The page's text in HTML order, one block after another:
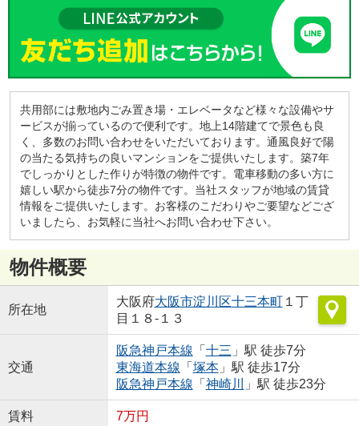
共用部には敷地内ごみ置き場・エレベータなど様々な設備やサ
ービスが揃っているので便利です。地上14階建てで景色も良
く、多数のお問い合わせをいただいております。通風良好で陽
の当たる気持ちの良いマンションをご提供いたします。築7年
でしっかりとした作りが特徴の物件です。電車移動の多い方に
嬉しい駅から徒歩7分の物件です。当社スタッフが地域の賃貸
情報をご提供いたします。お客様のこだわりやご要望などござ
いましたら、お気軽に当社へお問い合わせ下さい。
物件概要
所在地
大阪府大阪市淀川区十三本町１丁
目１８-１３
交通
阪急神戸本線 「 十三 」駅 徒歩7分
東海道本線 「 塚本」駅 徒歩17分
阪急神戸本線 「 神崎川 」駅 徒歩23分
賃料 7万円